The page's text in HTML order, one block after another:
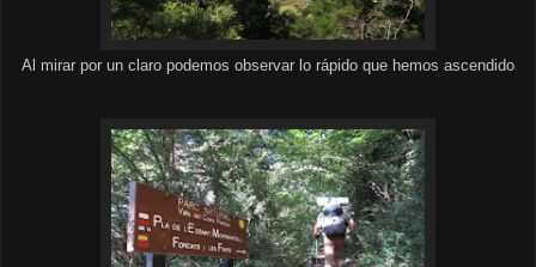
Al mirar por un claro podemos observar lo rápido que hemos ascendido